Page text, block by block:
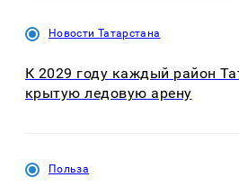
Новости Татарстана
К 2029 году каждый район
крытую ледовую арену
Польза